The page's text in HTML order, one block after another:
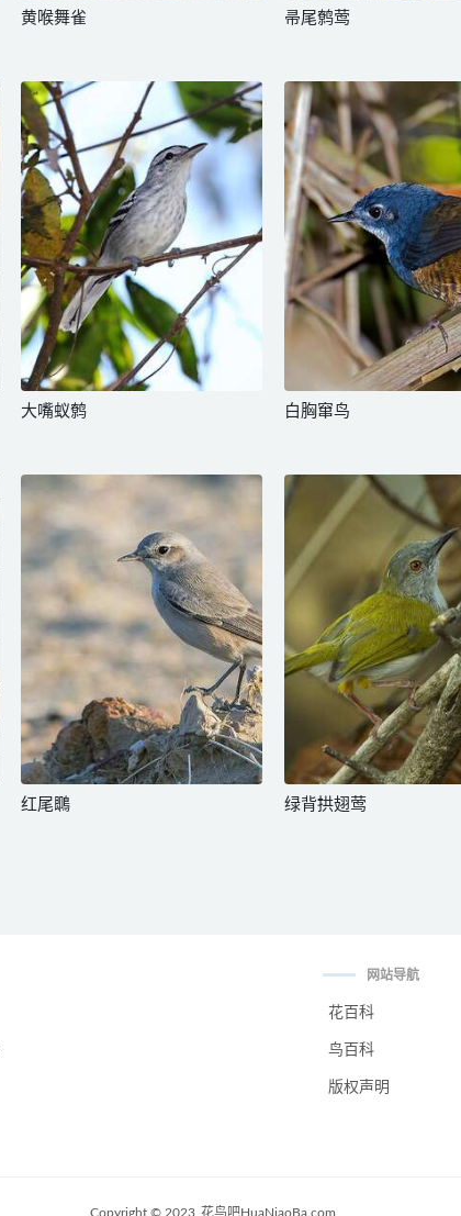
黄喉舞雀 帚尾鹩莺
大嘴蚁鹩 白胸窜鸟
红尾䳭 绿背拱翅莺
网站导航
花百科
鸟百科
版权声明
Copyright © 2023 花鸟吧HuaNiaoBa.com